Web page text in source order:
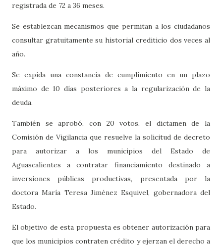
registrada de 72 a 36 meses.
Se establezcan mecanismos que permitan a los ciudadanos
consultar gratuitamente su historial crediticio dos veces al
año.
Se expida una constancia de cumplimiento en un plazo
máximo de 10 días posteriores a la regularización de la
deuda.
También se aprobó, con 20 votos, el dictamen de la
Comisión de Vigilancia que resuelve la solicitud de decreto
para autorizar a los municipios del Estado de
Aguascalientes a contratar financiamiento destinado a
inversiones públicas productivas, presentada por la
doctora María Teresa Jiménez Esquivel, gobernadora del
Estado.
El objetivo de esta propuesta es obtener autorización para
que los municipios contraten crédito y ejerzan el derecho a